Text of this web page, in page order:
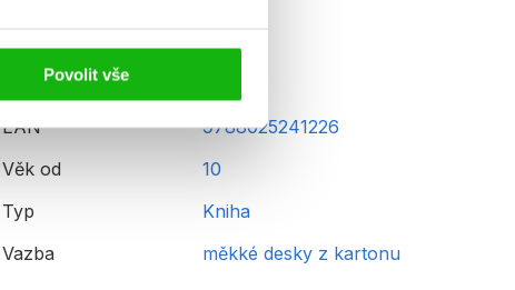
Povolit vše
EAN
9788025241226
Věk od
10
Typ
Kniha
Vazba
měkké desky z kartonu